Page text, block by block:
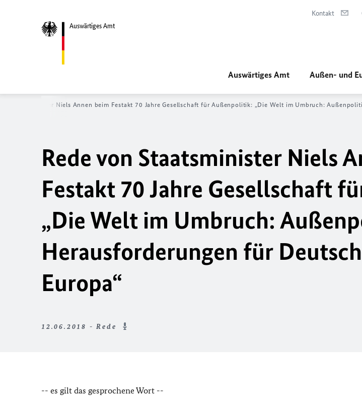
Auswärtiges Amt
Kontakt
Auswärtiges Amt Außen- und
Staatsminister Niels Annen beim Festakt 70 Jahre Gesellschaft für Außenpolitik: „Die Welt im Umbruch:
Rede von Staatsminister Niels
Festakt 70 Jahre Gesellschaft
„Die Welt im Umbruch:
Herausforderungen für
Europa“
12.06.2018 - Rede
-- es gilt das gesprochene Wort --